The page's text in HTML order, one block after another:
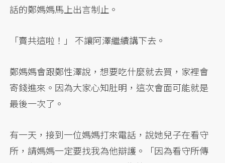
話的鄭媽媽馬上出言制止。
「賣共這啦！」 不讓阿澤繼續講下去。
鄭媽媽會跟鄭性澤說，想要吃什麼就去買，家裡會
寄錢進來。因為大家心知肚明，這次會面可能就是
最後一次了。
有一天，接到一位媽媽打來電話，說她兒子在看守
所，請媽媽一定要找我為他辯護。「因為看守所傳